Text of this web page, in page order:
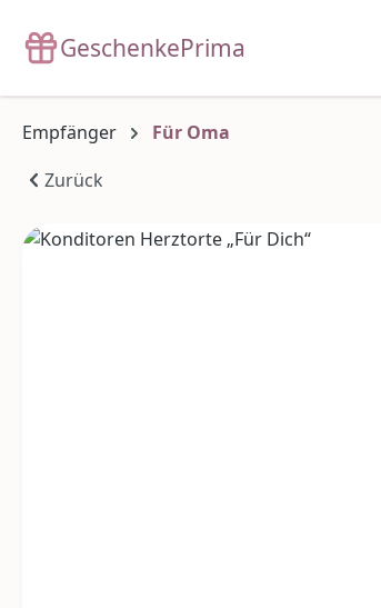
GeschenkePrima
Empfänger
Für Oma
Zurück
Bildergalerie überspringen